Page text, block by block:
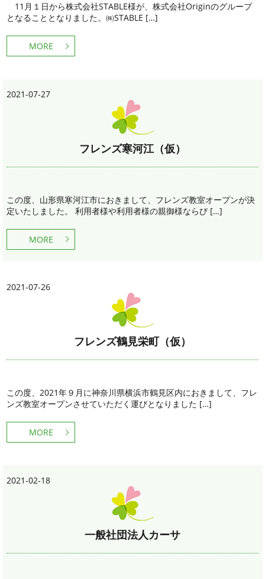
11月１日から株式会社STABLE様が、株式会社Originのグループ
となることとなりました。㈱STABLE […]
MORE
2021-07-27
フレンズ寒河江（仮）
この度、山形県寒河江市におきまして、フレンズ教室オープンが決
定いたしました。 利用者様や利用者様の親御様ならび […]
MORE
2021-07-26
フレンズ鶴見栄町（仮）
この度、2021年９月に神奈川県横浜市鶴見区内におきまして、フレ
ンズ教室オープンさせていただく運びとなりました […]
MORE
2021-02-18
一般社団法人カーサ